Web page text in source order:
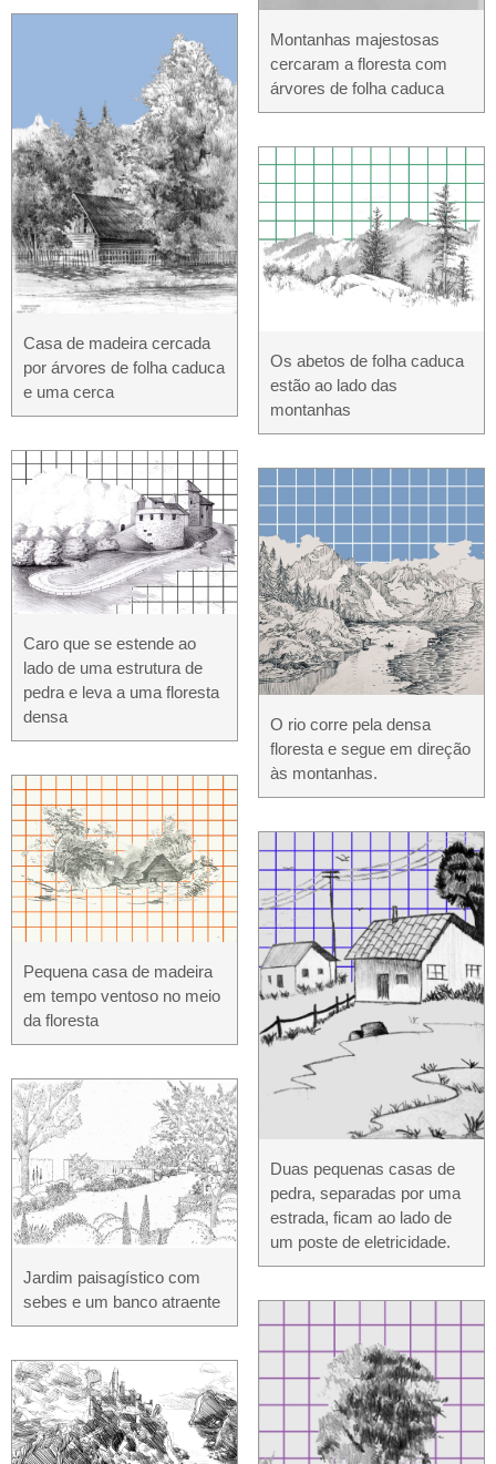
Casa de madeira cercada
por árvores de folha caduca
e uma cerca
Caro que se estende ao
lado de uma estrutura de
pedra e leva a uma floresta
densa
Pequena casa de madeira
em tempo ventoso no meio
da floresta
Jardim paisagístico com
sebes e um banco atraente
Montanhas majestosas
cercaram a floresta com
árvores de folha caduca
Os abetos de folha caduca
estão ao lado das
montanhas
O rio corre pela densa
floresta e segue em direção
às montanhas.
Duas pequenas casas de
pedra, separadas por uma
estrada, ficam ao lado de
um poste de eletricidade.